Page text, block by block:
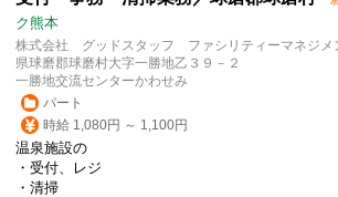
ク熊本
株式会社 グッドスタッフ ファシリティーマネジメ
県球磨郡球磨村大字一勝地乙３９－２
一勝地交流センターかわせみ
パート
時給 1,080円 ～ 1,100円
温泉施設の
・受付、レジ
・清掃